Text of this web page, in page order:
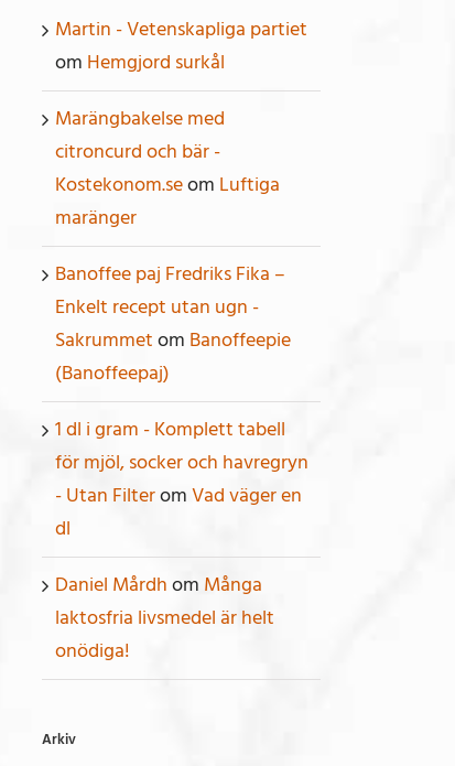
Martin - Vetenskapliga partiet
om Hemgjord surkål
Marängbakelse med
citroncurd och bär -
Kostekonom.seom Luftiga
maränger
Banoffee paj Fredriks Fika –
Enkelt recept utan ugn -
Sakrummetom Banoffeepie
(Banoffeepaj)
1 dl i gram - Komplett tabell
för mjöl, socker och havregryn
- Utan FilteromVad väger en
dl
Daniel Mårdhom Många
laktosfria livsmedel är helt
onödiga!
Arkiv